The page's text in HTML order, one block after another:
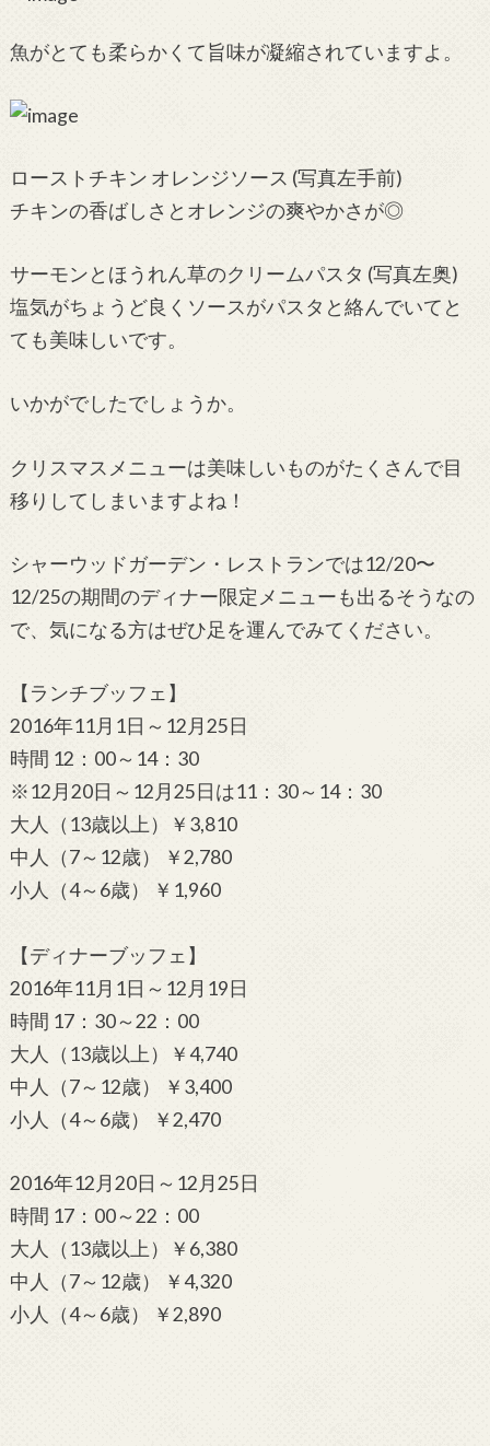
魚がとても柔らかくて旨味が凝縮されていますよ。
ローストチキン オレンジソース (写真左手前)
チキンの香ばしさとオレンジの爽やかさが◎
サーモンとほうれん草のクリームパスタ (写真左奥)
塩気がちょうど良くソースがパスタと絡んでいてと
ても美味しいです。
いかがでしたでしょうか。
クリスマスメニューは美味しいものがたくさんで目
移りしてしまいますよね！
シャーウッドガーデン・レストランでは12/20〜
12/25の期間のディナー限定メニューも出るそうなの
で、気になる方はぜひ足を運んでみてください。
【ランチブッフェ】
2016年11月1日～12月25日
時間 12：00～14：30
※12月20日～12月25日は11：30～14：30
大人（13歳以上）￥3,810
中人（7～12歳） ￥2,780
小人（4～6歳） ￥1,960
【ディナーブッフェ】
2016年11月1日～12月19日
時間 17：30～22：00
大人（13歳以上）￥4,740
中人（7～12歳） ￥3,400
小人（4～6歳） ￥2,470
2016年12月20日～12月25日
時間 17：00～22：00
大人（13歳以上）￥6,380
中人（7～12歳） ￥4,320
小人（4～6歳） ￥2,890